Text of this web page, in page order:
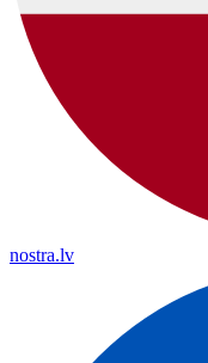
nostra.lv